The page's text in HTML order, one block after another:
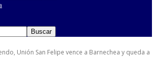
Unión San Felipe vence a Barnechea y queda a